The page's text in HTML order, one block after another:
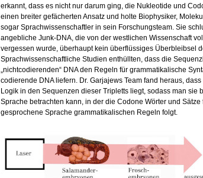
erkannt, dass es nicht nur darum ging, die Nukleotide und
einen breiter gefächerten Ansatz und holte Biophysiker,
sogar Sprachwissenschaftler in sein Forschungsteam. Sie
angebliche Junk-DNA, die von der westlichen Wissenschaft
vergessen wurde, überhaupt kein überflüssiges Überbleibsel
Sprachwissenschaftliche Studien enthüllten, dass die
„nichtcodierenden“ DNA den Regeln für grammatikalische
codierende DNA liefern. Dr. Garjajews Team fand heraus,
Logik in den Sequenzen dieser Tripletts liegt, sodass man sie
Sprache betrachten kann, in der die Codone Wörter und
gesprochene Sprache grammatikalischen Regeln folgt.